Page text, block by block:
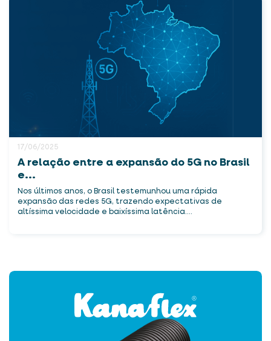
17/06/2025
A relação entre a expansão do 5G no Brasil
e...
Nos últimos anos, o Brasil testemunhou uma rápida
expansão das redes 5G, trazendo expectativas de
altíssima velocidade e baixíssima latência....